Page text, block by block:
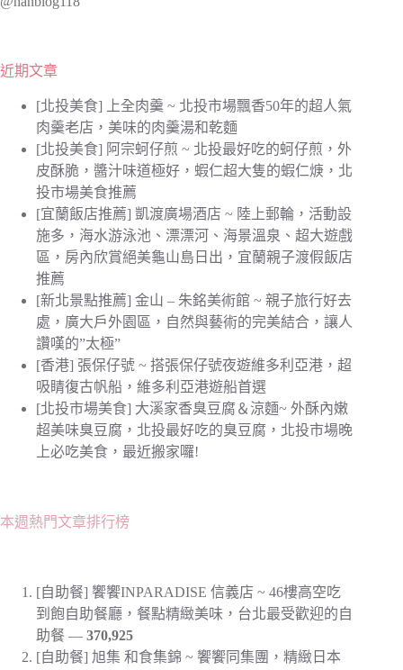
近期文章
[北投美食] 上全肉羹 ~ 北投市場飄香50年的超人氣
肉羹老店，美味的肉羹湯和乾麵
[北投美食] 阿宗蚵仔煎 ~ 北投最好吃的蚵仔煎，外
皮酥脆，醬汁味道極好，蝦仁超大隻的蝦仁焿，北
投市場美食推薦
[宜蘭飯店推薦] 凱渡廣場酒店 ~ 陸上郵輪，活動設
施多，海水游泳池、漂漂河、海景溫泉、超大遊戲
區，房內欣賞絕美龜山島日出，宜蘭親子渡假飯店
推薦
[新北景點推薦] 金山 – 朱銘美術館 ~ 親子旅行好去
處，廣大戶外園區，自然與藝術的完美結合，讓人
讚嘆的”太極”
[香港] 張保仔號 ~ 搭張保仔號夜遊維多利亞港，超
吸睛復古帆船，維多利亞港遊船首選
[北投市場美食] 大溪家香臭豆腐＆涼麵~ 外酥內嫩
超美味臭豆腐，北投最好吃的臭豆腐，北投市場晚
上必吃美食，最近搬家囉!
本週熱門文章排行榜
[自助餐] 饗饗INPARADISE 信義店 ~ 46樓高空吃
到飽自助餐廳，餐點精緻美味，台北最受歡迎的自
助餐 — 370,925
[自助餐] 旭集 和食集錦 ~ 饗饗同集團，精緻日本